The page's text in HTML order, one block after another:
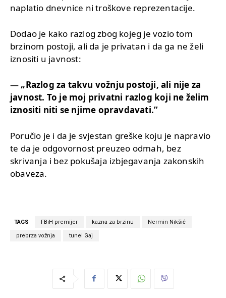
naplatio dnevnice ni troškove reprezentacije.
Dodao je kako razlog zbog kojeg je vozio tom
brzinom postoji, ali da je privatan i da ga ne želi
iznositi u javnost:
—„Razlog za takvu vožnju postoji, ali nije za
javnost. To je moj privatni razlog koji ne želim
iznositi niti se njime opravdavati.”
Poručio je i da je svjestan greške koju je napravio
te da je odgovornost preuzeo odmah, bez
skrivanja i bez pokušaja izbjegavanja zakonskih
obaveza.
TAGS FBiH premijer kazna za brzinu Nermin Nikšić
prebrza vožnja tunel Gaj